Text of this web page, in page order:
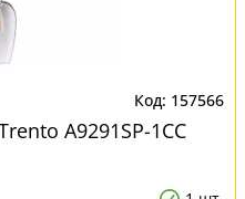
157566
A9291SP-1CC